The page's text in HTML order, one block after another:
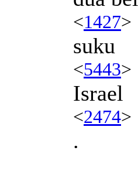
<1427>
suku
<5443>
Israel
<2474>
.